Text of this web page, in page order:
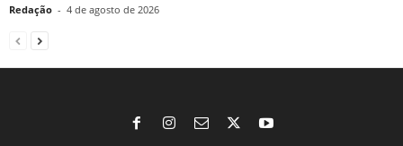
Redação - 4 de agosto de 2026